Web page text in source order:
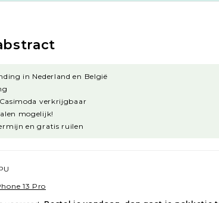
in Nederland en België
verkrijgbaar
mogelijk!
en gratis ruilen
13 Pro